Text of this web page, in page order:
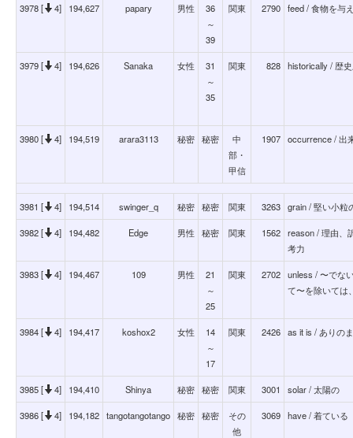
3978 [ 4] 194,627 papary 男性
36
～
39
関東 2790 feed / 食物を与
3979 [ 4] 194,626 Sanaka 女性
31
～
35
関東 828 historically / 歴
3980 [ 4] 194,519 arara3113 秘密 秘密
中
部・
甲信
1907 occurrence / 出
3981 [ 4] 194,514 swinger_q 秘密 秘密 関東 3263 grain / 堅い小粒
3982 [ 4] 194,482 Edge 男性 秘密 関東 1562 reason / 理由、
考力
3983 [ 4] 194,467 109 男性
21
～
25
関東 2702 unless / 〜でな
て〜を除いては
3984 [ 4] 194,417 koshox2 女性
14
～
17
関東 2426 as it is / ありの
3985 [ 4] 194,410 Shinya 秘密 秘密 関東 3001 solar / 太陽の
3986 [ 4] 194,182 tangotangotango 秘密 秘密
その
他
3069 have / 着ている